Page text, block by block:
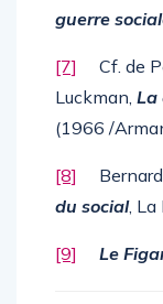
guerre
[7] Cf. de
Luckman, La
(1966 /
[8] Bernard
du social, La
[9] Le